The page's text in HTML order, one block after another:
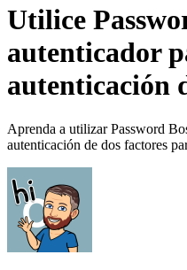
Utilice
autenticador
autenticación
Aprenda a utilizar Password
autenticación de dos factores